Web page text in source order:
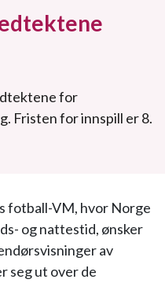
for
Fristen for innspill er 8.
fotball-VM, hvor Norge
og nattestid, ønsker
av
seg ut over de